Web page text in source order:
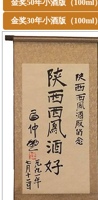
金奖50年小酒版（100ml）
金奖30年小酒版（100ml）